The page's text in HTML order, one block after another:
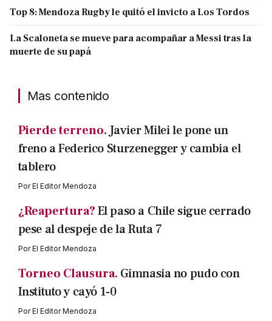
Top 8: Mendoza Rugby le quitó el invicto a Los Tordos
La Scaloneta se mueve para acompañar a Messi tras la
muerte de su papá
Mas contenido
Pierde terreno. Javier Milei le pone un
freno a Federico Sturzenegger y cambia el
tablero
PorEl Editor Mendoza
¿Reapertura?El paso a Chile sigue cerrado
pese al despeje de la Ruta 7
PorEl Editor Mendoza
Torneo Clausura. Gimnasia no pudo con
Instituto y cayó 1-0
PorEl Editor Mendoza